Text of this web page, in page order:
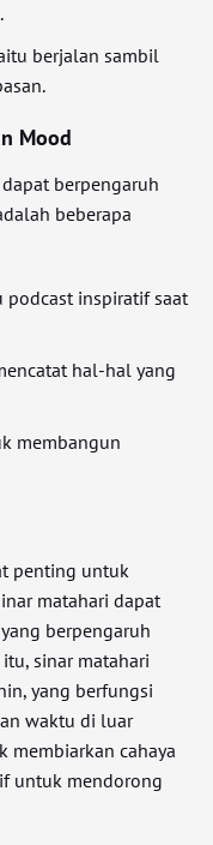
berjalan sambil
Mood
berpengaruh
beberapa
podcast inspiratif saat
hal-hal yang
membangun
penting untuk
matahari dapat
berpengaruh
sinar matahari
yang berfungsi
waktu di luar
membiarkan cahaya
untuk mendorong